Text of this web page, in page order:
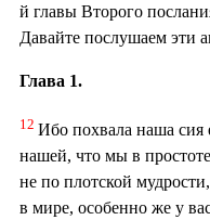
й главы Второго
Давайте послушаем эти
Глава 1.
12 Ибо похвала наша сия
нашей, что мы в
не по плотской
в мире, особенно же у